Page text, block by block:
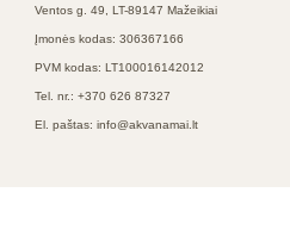
Ventos g. 49, LT-89147 Mažeikiai
Įmonės kodas: 306367166
PVM kodas: LT100016142012
Tel. nr.: +370 626 87327
El. paštas: info@akvanamai.lt